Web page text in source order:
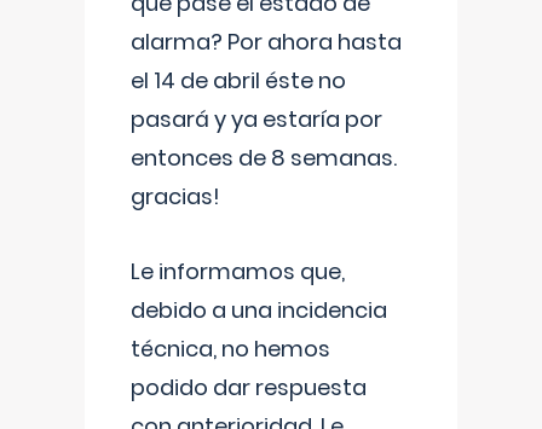
alarma? Por ahora hasta
el 14 de abril éste no
pasará y ya estaría por
entonces de 8 semanas.
gracias!
Le informamos que,
debido a una incidencia
técnica, no hemos
podido dar respuesta